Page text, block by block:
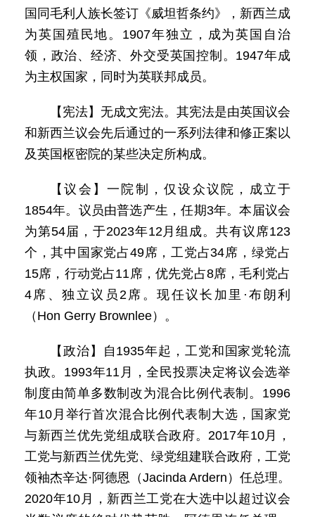
国同毛利人族长签订《威坦哲条约》，新西兰成
为英国殖民地。1907年独立，成为英国自治
领，政治、经济、外交受英国控制。1947年成
为主权国家，同时为英联邦成员。
【宪法】无成文宪法。其宪法是由英国议会
和新西兰议会先后通过的一系列法律和修正案以
及英国枢密院的某些决定所构成。
【议会】一院制，仅设众议院，成立于
1854年。议员由普选产生，任期3年。本届议会
为第54届，于2023年12月组成。共有议席123
个，其中国家党占49席，工党占34席，绿党占
15席，行动党占11席，优先党占8席，毛利党占
4席、独立议员2席。现任议长加里·布朗利
（Hon Gerry Brownlee）。
【政治】自1935年起，工党和国家党轮流
执政。1993年11月，全民投票决定将议会选举
制度由简单多数制改为混合比例代表制。1996
年10月举行首次混合比例代表制大选，国家党
与新西兰优先党组成联合政府。2017年10月，
工党与新西兰优先党、绿党组建联合政府，工党
领袖杰辛达·阿德恩（Jacinda Ardern）任总理。
2020年10月，新西兰工党在大选中以超过议会